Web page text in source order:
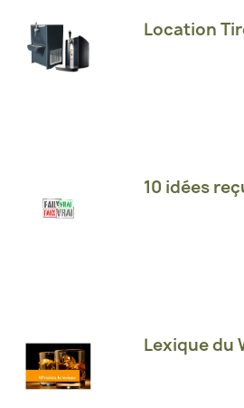
Location
10 idées
Lexique du